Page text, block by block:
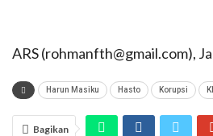
ARS (rohmanfth@gmail.com),
Harun Masiku Hasto Korupsi
Bagikan